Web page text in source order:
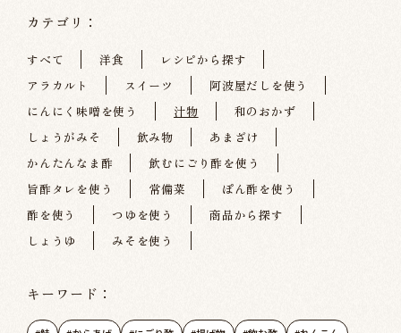
カテゴリ：
すべて 洋食
レシピから探す
アラカルト
スイーツ
阿波屋だしを使う
にんにく味噌を使う
汁物
和のおかず
しょうがみそ
飲み物
あまざけ
かんたんなま酢
飲むにごり酢を使う
旨酢タレを使う
常備菜
ぽん酢を使う
酢を使う
つゆを使う
商品から探す
しょうゆ
みそを使う
キーワード：